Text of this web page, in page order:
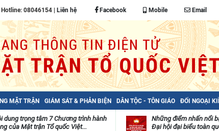
08046154 | Liên hệ Facebook Mobile Email
MẶT TRẬN GIÁM SÁT & PHẢN BIỆN DÂN TỘC - TÔN GIÁO ĐỐI NGOẠI
dung trọng tâm 7 Chương trình hành
của Mặt trận Tổ quốc Việt...
Những điểm nhấn nổi
Đại hội đại biểu toàn